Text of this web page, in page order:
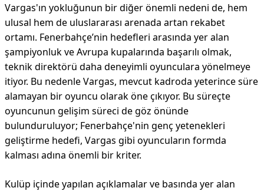
Vargas'ın yokluğunun bir diğer önemli nedeni de, hem
ulusal hem de uluslararası arenada artan rekabet
ortamı. Fenerbahçe’nin hedefleri arasında yer alan
şampiyonluk ve Avrupa kupalarında başarılı olmak,
teknik direktörü daha deneyimli oyunculara yönelmeye
itiyor. Bu nedenle Vargas, mevcut kadroda yeterince süre
alamayan bir oyuncu olarak öne çıkıyor. Bu süreçte
oyuncunun gelişim süreci de göz önünde
bulunduruluyor; Fenerbahçe'nin genç yetenekleri
geliştirme hedefi, Vargas gibi oyuncuların formda
kalması adına önemli bir kriter.
Kulüp içinde yapılan açıklamalar ve basında yer alan